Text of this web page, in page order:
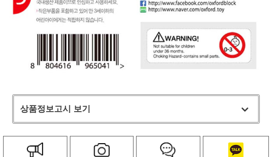
상품정보고시 보기